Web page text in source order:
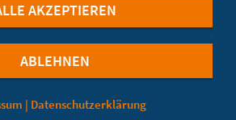
Datenschutzerklärung
ABLEHNEN
AKZEPTIEREN
| Datenschutzerklärung